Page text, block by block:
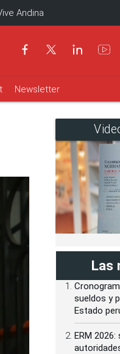
Andina
Newsletter
Las
sueldos y
Estado
ERM